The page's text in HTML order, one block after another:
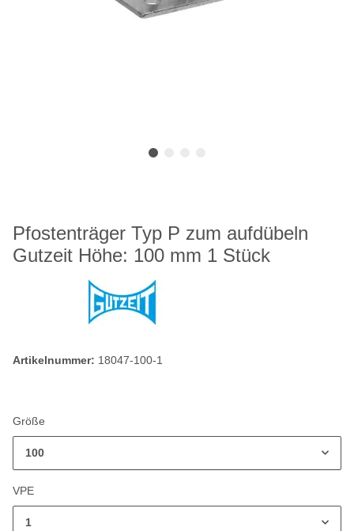
Pfostenträger Typ P zum aufdübeln
Gutzeit Höhe: 100 mm 1 Stück
Artikelnummer: 18047-100-1
Größe
100
VPE
1